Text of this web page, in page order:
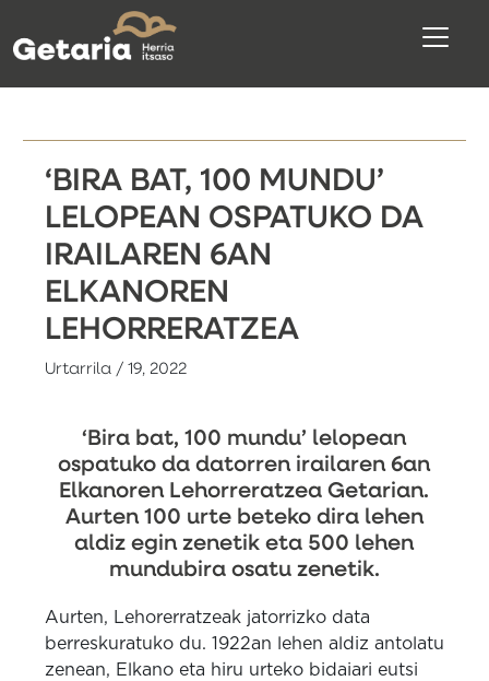
‘BIRA BAT, 100 MUNDU’
LELOPEAN OSPATUKO DA
IRAILAREN 6AN
ELKANOREN
LEHORRERATZEA
Urtarrila / 19, 2022
‘Bira bat, 100 mundu’ lelopean
ospatuko da datorren irailaren 6an
Elkanoren Lehorreratzea Getarian.
Aurten 100 urte beteko dira lehen
aldiz egin zenetik eta 500 lehen
mundubira osatu zenetik.
Aurten, Lehorerratzeak jatorrizko data
berreskuratuko du. 1922an lehen aldiz antolatu
zenean, Elkano eta hiru urteko bidaiari eutsi